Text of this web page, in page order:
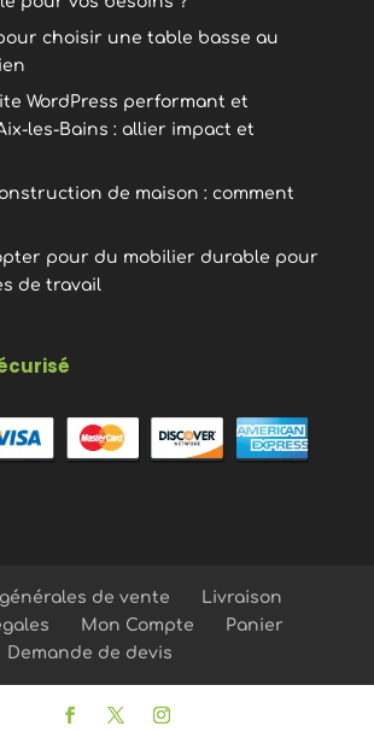
choisir une table basse au
WordPress performant et
les-Bains : allier impact et
de maison : comment
pour du mobilier durable pour
de travail
de vente
Livraison
Mon Compte
Panier
Demande de devis